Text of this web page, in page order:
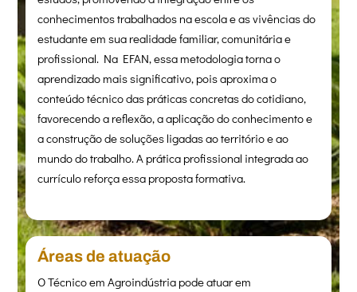
conhecimentos trabalhados na escola e as vivências do
estudante em sua realidade familiar, comunitária e
profissional. Na EFAN, essa metodologia torna o
aprendizado mais significativo, pois aproxima o
conteúdo técnico das práticas concretas do cotidiano,
favorecendo a reflexão, a aplicação do conhecimento e
a construção de soluções ligadas ao território e ao
mundo do trabalho. A prática profissional integrada ao
currículo reforça essa proposta formativa.
Áreas de atuação
O Técnico em Agroindústria pode atuar em